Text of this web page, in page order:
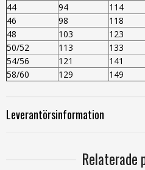
44
94 114
46
98 118
48
103 123
50/52
113 133
54/56
121 141
58/60
129 149
Leverantörsinformation
Relaterade